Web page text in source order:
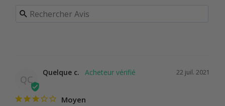
QC
22 juil. 2021
Quelque c.
Moyen